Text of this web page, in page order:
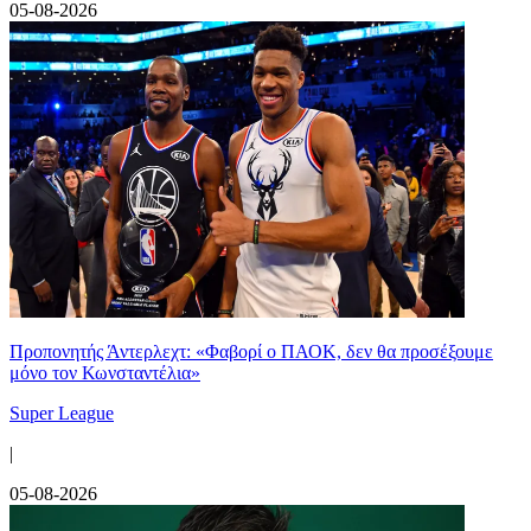
05-08-2026
Προπονητής Άντερλεχτ: «Φαβορί ο ΠΑΟΚ, δεν θα προσέξουμε
μόνο τον Κωνσταντέλια»
Super League
|
05-08-2026